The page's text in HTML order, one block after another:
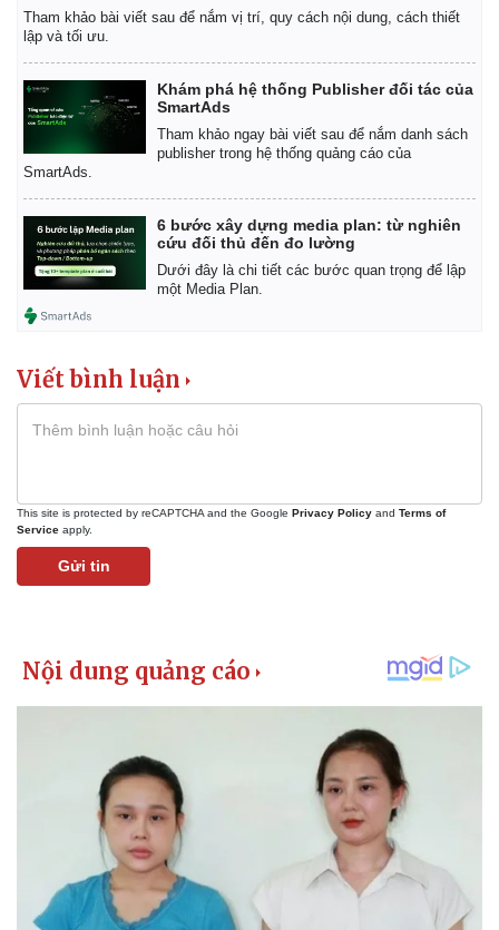
Lịch thi đấu bóng đá
Thế giới thể thao
Ô tô - Xe máy
Xe máy
Tham khảo bài viết sau để nắm vị trí, quy cách nội dung, cách thiết
lập và tối ưu.
Khám phá hệ thống Publisher đối tác của
SmartAds
Tham khảo ngay bài viết sau để nắm danh sách
publisher trong hệ thống quảng cáo của
SmartAds.
6 bước xây dựng media plan: từ nghiên
cứu đối thủ đến đo lường
Dưới đây là chi tiết các bước quan trọng để lập
một Media Plan.
Viết bình luận
This site is protected by reCAPTCHA and the Google Privacy Policy and Terms of
Service apply.
Gửi tin